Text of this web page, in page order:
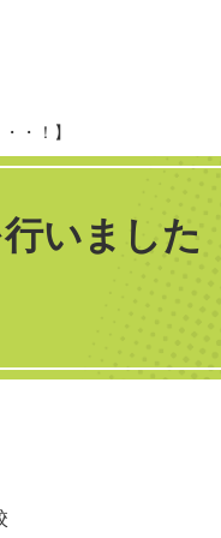
・！】
いました